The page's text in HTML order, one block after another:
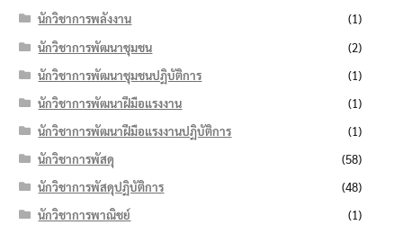
นักวิชาการพลังงาน
(1)
นักวิชาการพัฒนาชุมชน
(2)
นักวิชาการพัฒนาชุมชนปฏิบัติการ
(1)
นักวิชาการพัฒนาฝีมือแรงงาน
(1)
นักวิชาการพัฒนาฝีมือแรงงานปฏิบัติการ
(1)
นักวิชาการพัสดุ
(58)
นักวิชาการพัสดุปฏิบัติการ
(48)
นักวิชาการพาณิชย์
(1)